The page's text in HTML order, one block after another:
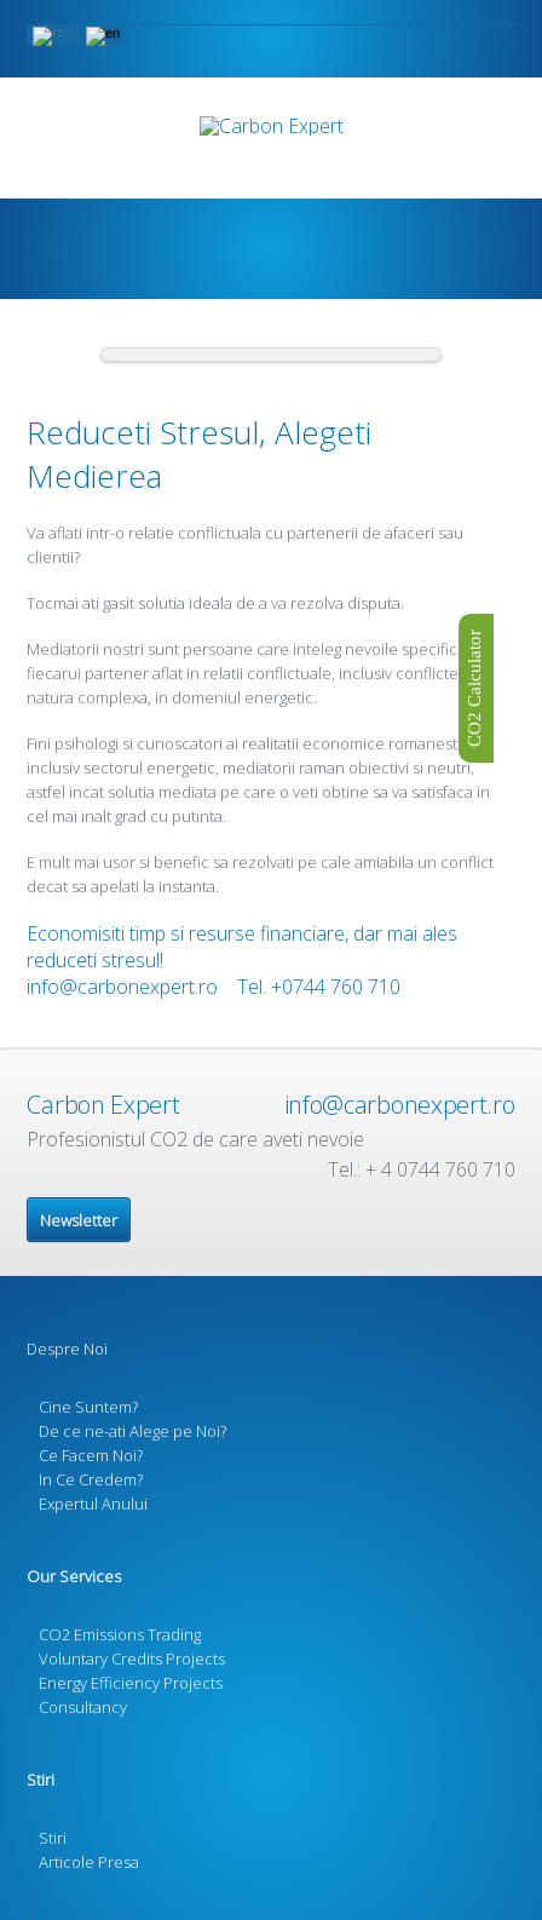
Reduceti Stresul, Alegeti
Medierea
Va aflati intr-o relatie conflictuala cu partenerii de afaceri sau
clientii?
Tocmai ati gasit solutia ideala de a va rezolva disputa.
Mediatorii nostri sunt persoane care inteleg nevoile specifice ale
fiecarui partener aflat in relatii conflictuale, inclusiv conflicte de
natura complexa, in domeniul energetic.
Fini psihologi si cunoscatori ai realitatii economice romanesti,
inclusiv sectorul energetic, mediatorii raman obiectivi si neutri,
astfel incat solutia mediata pe care o veti obtine sa va satisfaca in
cel mai inalt grad cu putinta.
E mult mai usor si benefic sa rezolvati pe cale amiabila un conflict
decat sa apelati la instanta.
Economisiti timp si resurse financiare, dar mai ales
reduceti stresul!
info@carbonexpert.ro Tel. +0744 760 710
Carbon Expert info@carbonexpert.ro
Profesionistul CO2 de care aveti nevoie
Tel.: + 4 0744 760 710
Newsletter
Despre Noi
Cine Suntem?
De ce ne-ati Alege pe Noi?
Ce Facem Noi?
In Ce Credem?
Expertul Anului
Our Services
CO2 Emissions Trading
Voluntary Credits Projects
Energy Efficiency Projects
Consultancy
Stiri
Stiri
Articole Presa
CO2 Calculator